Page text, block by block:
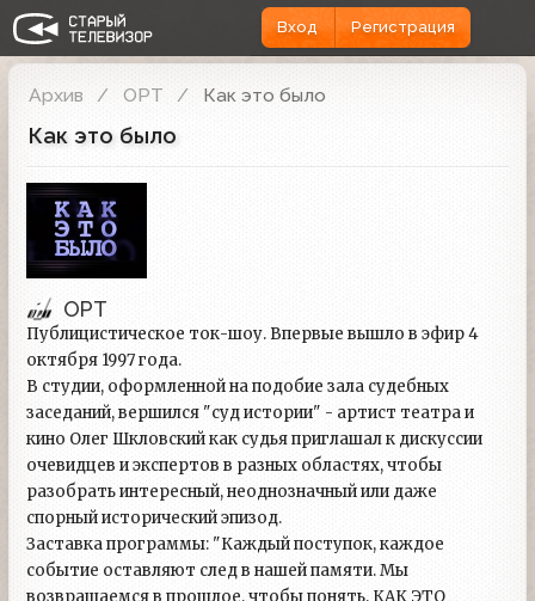
Вход Регистрация
Архив ОРТ Как это было
Как это было
ОРТ
Публицистическое ток-шоу. Впервые вышло в эфир 4
октября 1997 года.
В студии, оформленной на подобие зала судебных
заседаний, вершился "суд истории" - артист театра и
кино Олег Шкловский как судья приглашал к дискуссии
очевидцев и экспертов в разных областях, чтобы
разобрать интересный, неоднозначный или даже
спорный исторический эпизод.
Заставка программы: "Каждый поступок, каждое
событие оставляют след в нашей памяти. Мы